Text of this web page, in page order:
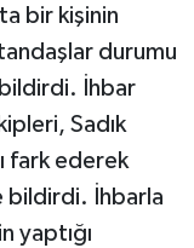
bir kişinin
durumu
İhbar
Sadık
fark ederek
bildirdi. İhbarla
yaptığı